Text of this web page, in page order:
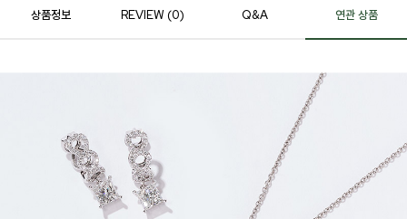
상품정보 REVIEW (0) Q&A 연관 상품